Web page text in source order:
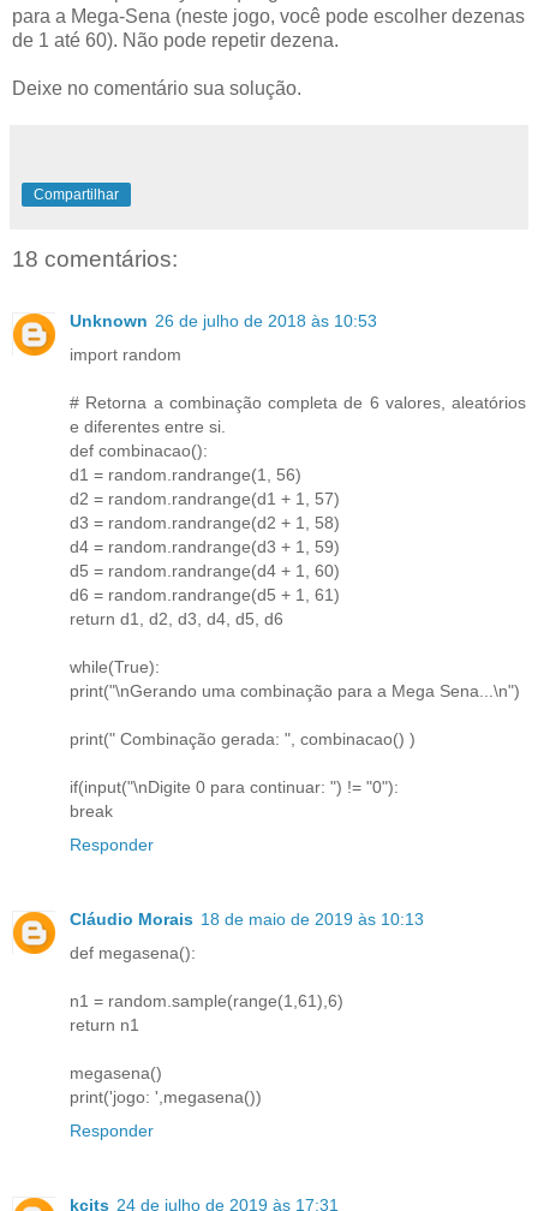
para a Mega-Sena (neste jogo, você pode escolher dezenas
de 1 até 60). Não pode repetir dezena.
Deixe no comentário sua solução.
Compartilhar
18 comentários:
Unknown 26 de julho de 2018 às 10:53
import random
# Retorna a combinação completa de 6 valores, aleatórios
e diferentes entre si.
def combinacao():
d1 = random.randrange(1, 56)
d2 = random.randrange(d1 + 1, 57)
d3 = random.randrange(d2 + 1, 58)
d4 = random.randrange(d3 + 1, 59)
d5 = random.randrange(d4 + 1, 60)
d6 = random.randrange(d5 + 1, 61)
return d1, d2, d3, d4, d5, d6
while(True):
print("\nGerando uma combinação para a Mega Sena...\n")
print(" Combinação gerada: ", combinacao() )
if(input("\nDigite 0 para continuar: ") != "0"):
break
Responder
Cláudio Morais 18 de maio de 2019 às 10:13
def megasena():
n1 = random.sample(range(1,61),6)
return n1
megasena()
print('jogo: ',megasena())
Responder
kcits 24 de julho de 2019 às 17:31